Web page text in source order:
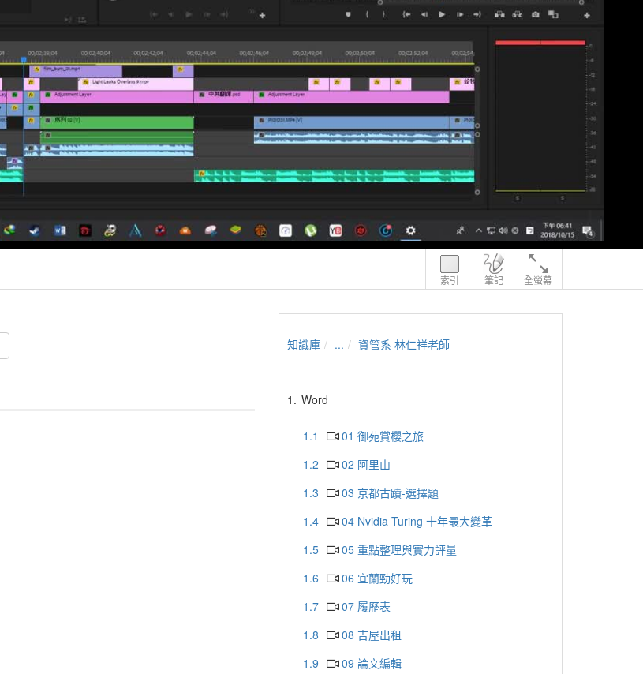
索引 筆記 全螢幕
知識庫 ... 資管系 林仁祥老師
1. Word
1.1
01 御苑賞櫻之旅
1.2
02 阿里山
1.3
03 京都古蹟-選擇題
1.4
04 Nvidia Turing 十年最大變革
1.5
05 重點整理與實力評量
1.6
06 宜蘭勁好玩
1.7
07 履歷表
1.8
08 吉屋出租
1.9
09 論文編輯